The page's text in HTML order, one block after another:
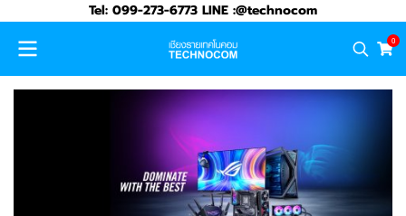
Tel: 099-273-6773 LINE :@technocom
0